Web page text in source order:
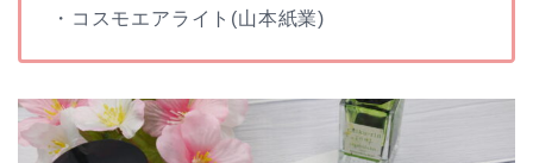
・コスモエアライト(山本紙業)